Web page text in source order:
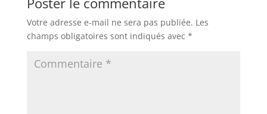
Votre adresse e-mail ne sera pas publiée. Les
champs obligatoires sont indiqués avec *